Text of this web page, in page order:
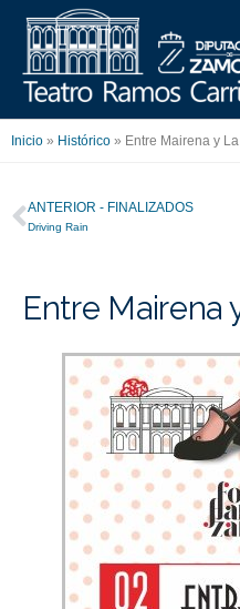
contenido
Inicio » Histórico » Entre Mairena y
Ant
ANTERIOR - FINALIZADOS
Driving Rain
Entre Mairena